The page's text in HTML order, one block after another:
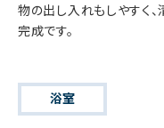
物の出し入れもしやすく
完成です。
浴室